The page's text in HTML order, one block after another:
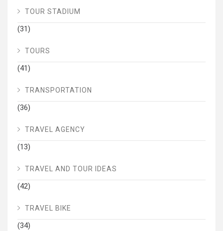
TOUR STADIUM
(31)
TOURS
(41)
TRANSPORTATION
(36)
TRAVEL AGENCY
(13)
TRAVEL AND TOUR IDEAS
(42)
TRAVEL BIKE
(34)